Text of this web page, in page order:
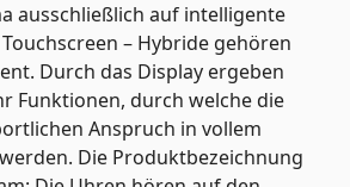
ausschließlich auf intelligente
– Hybride gehören
Durch das Display ergeben
Funktionen, durch welche die
Anspruch in vollem
Die Produktbezeichnung